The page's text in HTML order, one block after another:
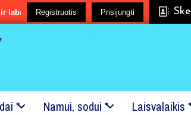
maža smulkmena? Mes mielai
Registruotis Prisijungti
* Namui, sodui * Laisvalaikis *